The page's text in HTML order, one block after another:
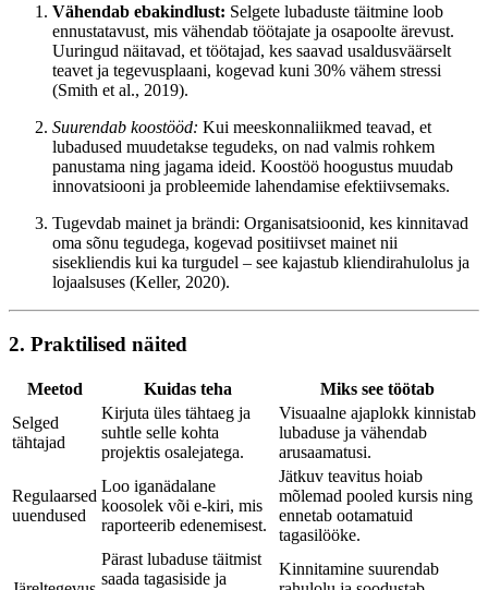
Vähendab ebakindlust: Selgete lubaduste täitmine loob
ennustatavust, mis vähendab töötajate ja osapoolte ärevust.
Uuringud näitavad, et töötajad, kes saavad usaldusväärselt
teavet ja tegevusplaani, kogevad kuni 30% vähem stressi
(Smith et al., 2019).
Suurendab koostööd: Kui meeskonnaliikmed teavad, et
lubadused muudetakse tegudeks, on nad valmis rohkem
panustama ning jagama ideid. Koostöö hoogustus muudab
innovatsiooni ja probleemide lahendamise efektiivsemaks.
Tugevdab mainet ja brändi: Organisatsioonid, kes kinnitavad
oma sõnu tegudega, kogevad positiivset mainet nii
sisekliendis kui ka turgudel – see kajastub kliendirahulolus ja
lojaalsuses (Keller, 2020).
2. Praktilised näited
Meetod Kuidas teha
Miks see töötab
Selged
tähtajad
Kirjuta üles tähtaeg ja
suhtle selle kohta
projektis osalejatega.
Visuaalne ajaplokk kinnistab
lubaduse ja vähendab
arusaamatusi.
Regulaarsed
uuendused
Loo iganädalane
koosolek või e-kiri, mis
raporteerib edenemisest.
Jätkuv teavitus hoiab
mõlemad pooled kursis ning
ennetab ootamatuid
tagasilööke.
Pärast lubaduse täitmist
saada tagasiside ja
Kinnitamine suurendab